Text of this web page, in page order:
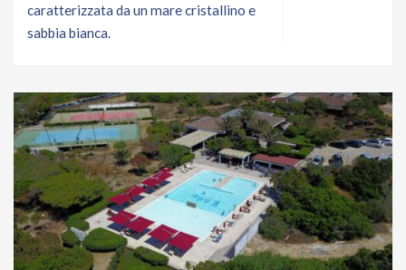
caratterizzata da un mare cristallino e
sabbia bianca.